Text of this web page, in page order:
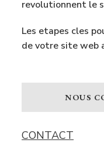
revolutionnent le
Les etapes cles
de votre site web
NOUS
CONTACT